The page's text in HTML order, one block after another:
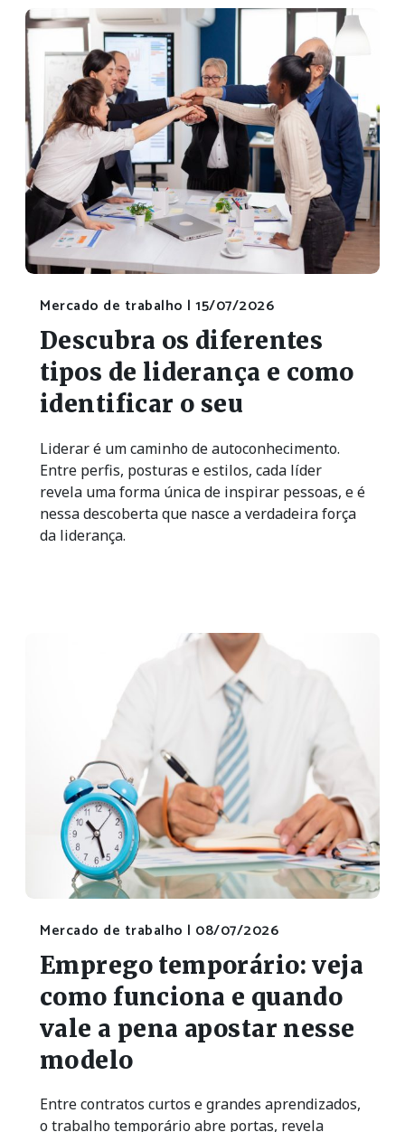
Mercado de trabalho | 15/07/2026
Descubra os diferentes
tipos de liderança e como
identificar o seu
Liderar é um caminho de autoconhecimento.
Entre perfis, posturas e estilos, cada líder
revela uma forma única de inspirar pessoas, e é
nessa descoberta que nasce a verdadeira força
da liderança.
Mercado de trabalho | 08/07/2026
Emprego temporário: veja
como funciona e quando
vale a pena apostar nesse
modelo
Entre contratos curtos e grandes aprendizados,
o trabalho temporário abre portas, revela